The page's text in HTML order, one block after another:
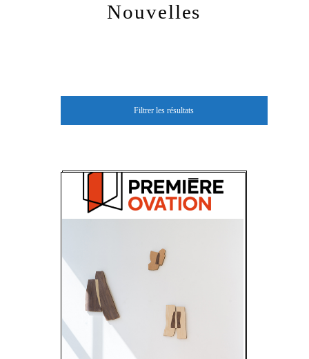
Nouvelles
Filtrer les résultats
PREMIÈRE OVATION